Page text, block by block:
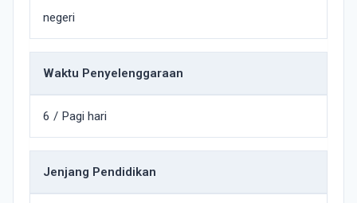
negeri
Waktu Penyelenggaraan
6 / Pagi hari
Jenjang Pendidikan